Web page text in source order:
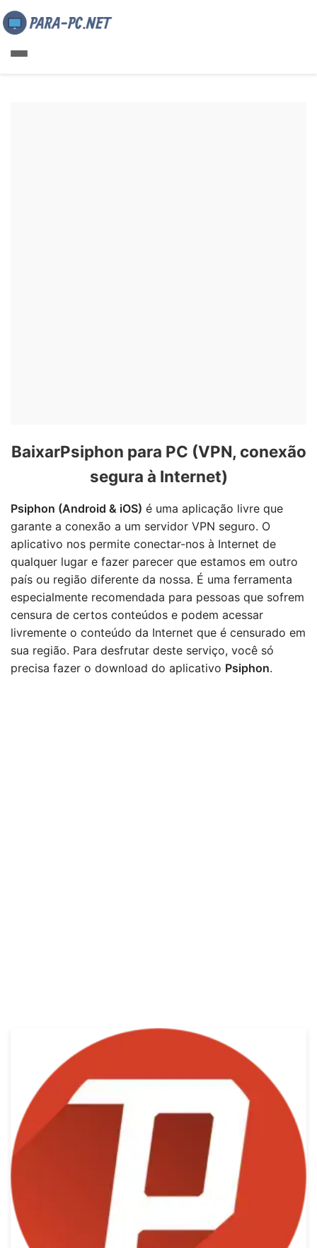
BaixarPsiphon para PC (VPN, conexão
segura à Internet)
Psiphon (Android & iOS) é uma aplicação livre que
garante a conexão a um servidor VPN seguro. O
aplicativo nos permite conectar-nos à Internet de
qualquer lugar e fazer parecer que estamos em outro
país ou região diferente da nossa. É uma ferramenta
especialmente recomendada para pessoas que sofrem
censura de certos conteúdos e podem acessar
livremente o conteúdo da Internet que é censurado em
sua região. Para desfrutar deste serviço, você só
precisa fazer o download do aplicativo Psiphon.